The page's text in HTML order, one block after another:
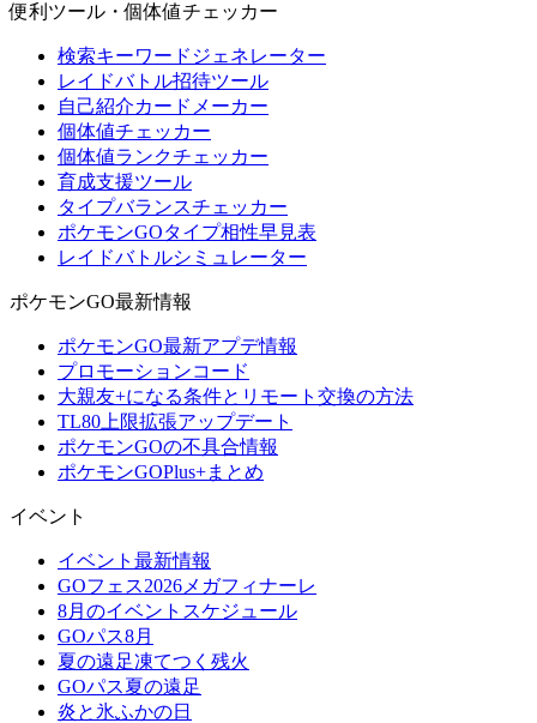
便利ツール・個体値チェッカー
検索キーワードジェネレーター
レイドバトル招待ツール
自己紹介カードメーカー
個体値チェッカー
個体値ランクチェッカー
育成支援ツール
タイプバランスチェッカー
ポケモンGOタイプ相性早見表
レイドバトルシミュレーター
ポケモンGO最新情報
ポケモンGO最新アプデ情報
プロモーションコード
大親友+になる条件とリモート交換の方法
TL80上限拡張アップデート
ポケモンGOの不具合情報
ポケモンGOPlus+まとめ
イベント
イベント最新情報
GOフェス2026メガフィナーレ
8月のイベントスケジュール
GOパス8月
夏の遠足凍てつく残火
GOパス夏の遠足
炎と氷ふかの日